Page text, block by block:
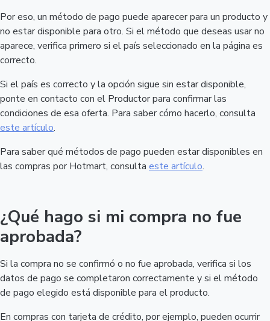
Por eso, un método de pago puede aparecer para un producto y
no estar disponible para otro. Si el método que deseas usar no
aparece, verifica primero si el país seleccionado en la página es
correcto.
Si el país es correcto y la opción sigue sin estar disponible,
ponte en contacto con el Productor para confirmar las
condiciones de esa oferta. Para saber cómo hacerlo, consulta
este artículo.
Para saber qué métodos de pago pueden estar disponibles en
las compras por Hotmart, consulta este artículo.
¿Qué hago si mi compra no fue
aprobada?
Si la compra no se confirmó o no fue aprobada, verifica si los
datos de pago se completaron correctamente y si el método
de pago elegido está disponible para el producto.
En compras con tarjeta de crédito, por ejemplo, pueden ocurrir